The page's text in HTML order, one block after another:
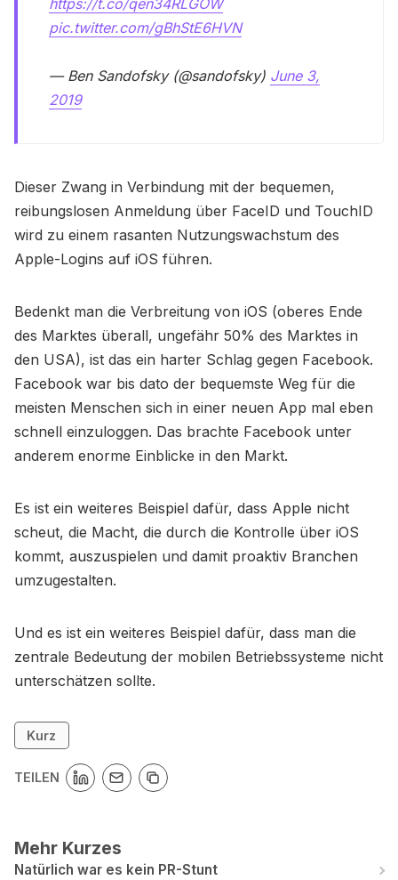
pic.twitter.com/gBhStE6HVN
— Ben Sandofsky (@sandofsky) June 3,
2019
Dieser Zwang in Verbindung mit der bequemen,
reibungslosen Anmeldung über FaceID und TouchID
wird zu einem rasanten Nutzungswachstum des
Apple-Logins auf iOS führen.
Bedenkt man die Verbreitung von iOS (oberes Ende
des Marktes überall, ungefähr 50% des Marktes in
den USA), ist das ein harter Schlag gegen Facebook.
Facebook war bis dato der bequemste Weg für die
meisten Menschen sich in einer neuen App mal eben
schnell einzuloggen. Das brachte Facebook unter
anderem enorme Einblicke in den Markt.
Es ist ein weiteres Beispiel dafür, dass Apple nicht
scheut, die Macht, die durch die Kontrolle über iOS
kommt, auszuspielen und damit proaktiv Branchen
umzugestalten.
Und es ist ein weiteres Beispiel dafür, dass man die
zentrale Bedeutung der mobilen Betriebssysteme nicht
unterschätzen sollte.
Kurz
TEILEN
Mehr Kurzes
Natürlich war es kein PR-Stunt